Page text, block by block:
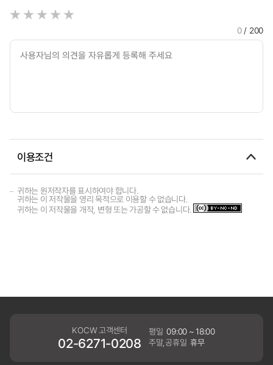
0/ 200
이용조건
귀하는 원저작자를 표시하여야 합니다.
귀하는 이 저작물을 영리 목적으로 이용할 수 없습니다.
귀하는 이 저작물을 개작, 변형 또는 가공할 수 없습니다.
KOCW 고객센터
02-6271-0208
평일 09:00 ~ 18:00
주말,공휴일 휴무